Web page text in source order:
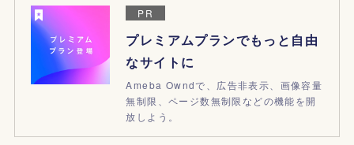
PR
プレミアムプランでもっと自由
なサイトに
Ameba Owndで、広告非表示、画像容量
無制限、ページ数無制限などの機能を開
放しよう。